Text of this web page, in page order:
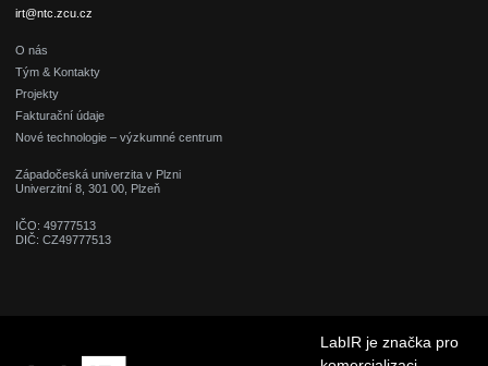
irt@ntc.zcu.cz
O nás
Tým & Kontakty
Projekty
Fakturační údaje
Nové technologie – výzkumné centrum
Západočeská univerzita v Plzni
Univerzitní 8, 301 00, Plzeň
IČO: 49777513
DIČ: CZ49777513
LabIR je značka pro